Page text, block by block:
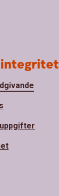
integritet